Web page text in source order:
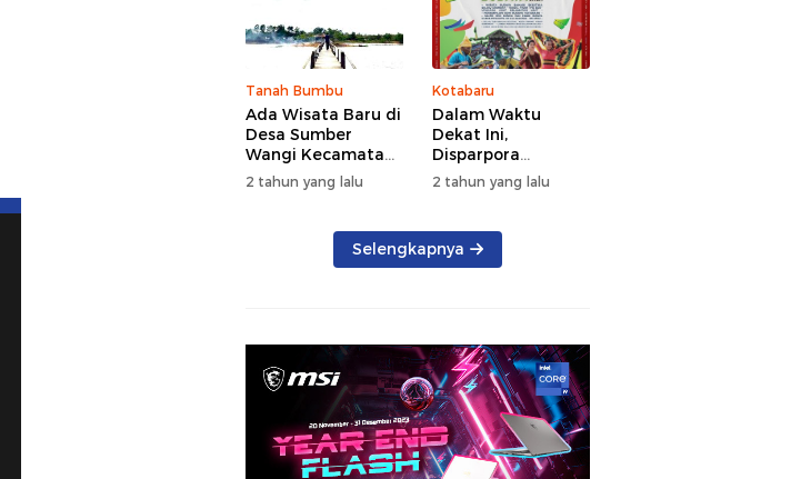
Tanah Bumbu
Ada Wisata Baru di
Desa Sumber
Wangi Kecamatan
Karang Bintang
2 tahun yang lalu
Kotabaru
Dalam Waktu
Dekat Ini,
Disparpora
Kotabaru Bakal
Menggelar Festival
2024
2 tahun yang lalu
Selengkapnya